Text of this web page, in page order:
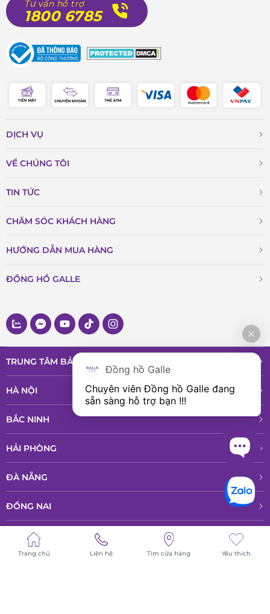
Tư vấn hỗ trợ
1800 6785
DỊCH VỤ
VỀ CHÚNG TÔI
TIN TỨC
CHĂM SÓC KHÁCH HÀNG
HƯỚNG DẪN MUA HÀNG
ĐỒNG HỒ GALLE
TRUNG TÂM BẢO HÀNH VÀ DỊCH VỤ
HÀ NỘI
BẮC NINH
HẢI PHÒNG
ĐÀ NẴNG
ĐỒNG NAI
HỒ CHÍ MINH
Trang chủ Liên hệ Tìm cửa hàng Yêu thích
Đồng hồ Galle
Chuyên viên Đồng hồ Galle đang
sẵn sàng hỗ trợ bạn !!!